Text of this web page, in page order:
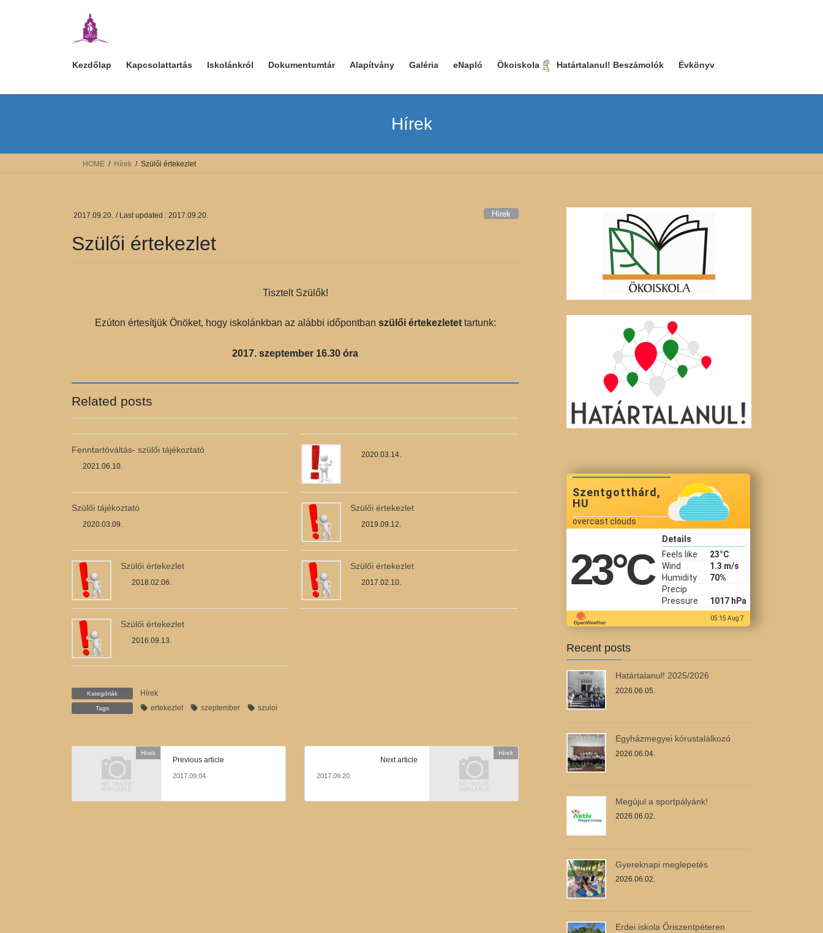
Kezdőlap Kapcsolattartás Iskolánkról Dokumentumtár Alapítvány Galéria eNapló Ökoiskola Határtalanul! Beszámolók Évkönyv
Hírek
HOME Hírek Szülői értekezlet
2017.09.20. / Last updated : 2017.09.20. Hírek
Szülői értekezlet
Tisztelt Szülők!
Ezúton értesítjük Önöket, hogy iskolánkban az alábbi időpontban szülői értekezletettartunk:
2017. szeptember 16.30 óra
Related posts
Fenntartóváltás- szülői tájékoztató
2021.06.10.
2020.03.14.
Szülői tájékoztató
2020.03.09.
Szülői értekezlet
2019.09.12.
Szülői értekezlet
2018.02.06.
Szülői értekezlet
2017.02.10.
Szülői értekezlet
2016.09.13.
Kategóriák Hírek
Tags ertekezlet szeptember szuloi
Hírek
Previous article
2017.09.04.
Hírek
Next article
2017.09.20.
Szentgotthárd,
HU
overcast clouds
23°C
Details
Feels like
23°C
Wind
1.3 m/s
Humidity
70%
Precip
Pressure
1017 hPa
05:15 Aug 7
Recent posts
Határtalanul! 2025/2026
2026.06.05.
Egyházmegyei kórustalálkozó
2026.06.04.
Megújul a sportpályánk!
2026.06.02.
Gyereknapi meglepetés
2026.06.02.
Erdei iskola Őriszentpéteren